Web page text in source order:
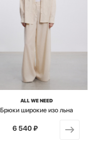
ALL WE NEED
Брюки широкие изо льна
от
6 540 ₽